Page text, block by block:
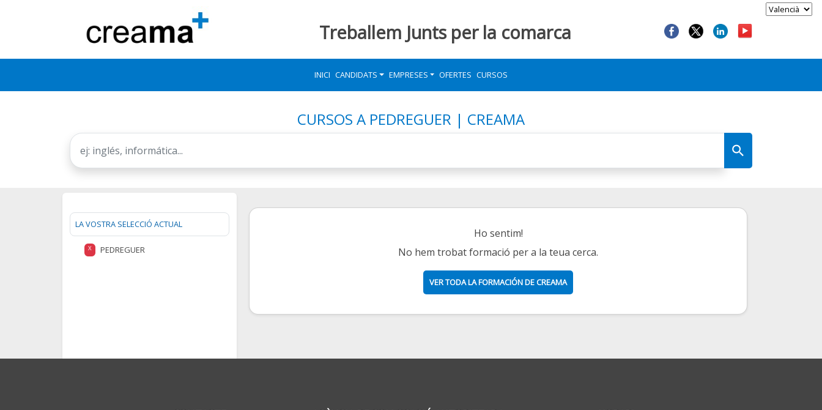
Treballem Junts per la comarca
INICI CANDIDATS EMPRESES OFERTES CURSOS
CURSOS A PEDREGUER | CREAMA
LA VOSTRA SELECCIÓ ACTUAL
X PEDREGUER
Ho sentim!
No hem trobat formació per a la teua cerca.
VER TODA LA FORMACIÓN DE CREAMA